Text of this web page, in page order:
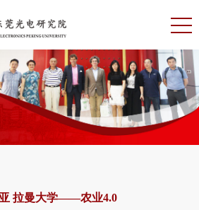
拉曼大学——农业4.0